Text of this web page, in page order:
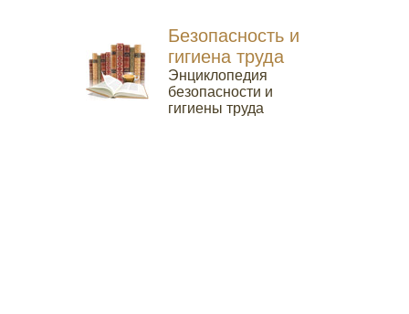
Безопасность и
гигиена труда
Энциклопедия
безопасности и
гигиены труда